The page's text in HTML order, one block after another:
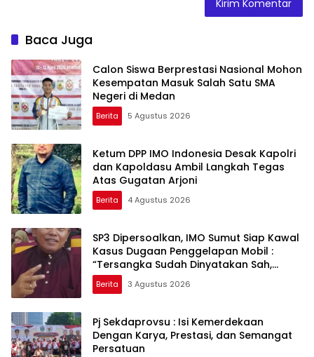
Baca Juga
Calon Siswa Berprestasi Nasional Mohon
Kesempatan Masuk Salah Satu SMA
Negeri di Medan
Berita 5 Agustus 2026
Ketum DPP IMO Indonesia Desak Kapolri
dan Kapoldasu Ambil Langkah Tegas
Atas Gugatan Arjoni
Berita 4 Agustus 2026
SP3 Dipersoalkan, IMO Sumut Siap Kawal
Kasus Dugaan Penggelapan Mobil :
“Tersangka Sudah Dinyatakan Sah,
Mengapa Perkara Dihentikan?”
Berita 3 Agustus 2026
Pj Sekdaprovsu : Isi Kemerdekaan
Dengan Karya, Prestasi, dan Semangat
Persatuan